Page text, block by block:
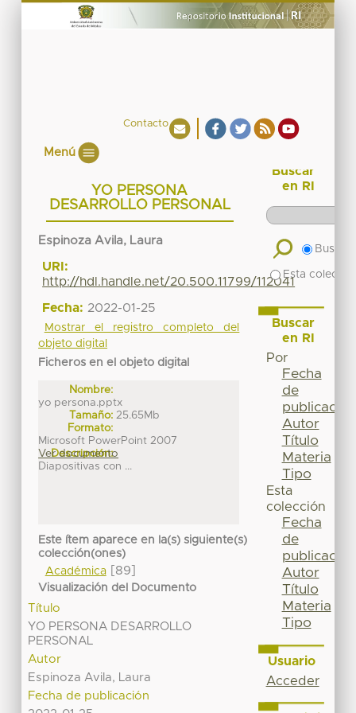
Contacto
Menú
YO PERSONA
DESARROLLO PERSONAL
Espinoza Avila, Laura
URI:
http://hdl.handle.net/20.500.11799/112041
Fecha: 2022-01-25
Mostrar el registro completo del
objeto digital
Ficheros en el objeto digital
Nombre:
yo persona.pptx
Tamaño: 25.65Mb
Formato:
Microsoft PowerPoint 2007
Descripción:
Diapositivas con ...
Ver documento
Este ítem aparece en la(s) siguiente(s)
colección(ones)
Académica[89]
Visualización del Documento
Título
YO PERSONA DESARROLLO
PERSONAL
Autor
Espinoza Avila, Laura
Fecha de publicación
Buscar
en RI
Buscar
Esta
Buscar
en RI
Por
Fecha
de
publicación
Autor
Título
Materia
Tipo
Esta
colección
Fecha
de
publicación
Autor
Título
Materia
Tipo
Usuario
Acceder